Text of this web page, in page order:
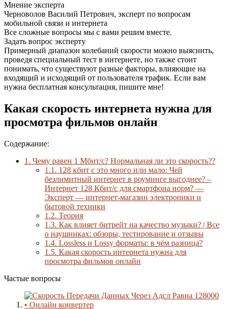
Мнение эксперта
Черноволов Василий Петрович, эксперт по вопросам
мобильной связи и интернета
Все сложные вопросы мы с вами решим вместе.
Задать вопрос эксперту
Примерный диапазон колебаний скорости можно выяснить,
проведя специальный тест в интернете, но также стоит
понимать, что существуют разные факторы, влияющие на
входящий и исходящий от пользователя трафик. Если вам
нужна бесплатная консультация, пишите мне!
Какая скорость интернета нужна для
просмотра фильмов онлайн
Содержание:
1. Чему равен 1 Мбит/с? Нормальная ли это скорость??
1.1. 128 кбит с это много или мало: Чей
безлимитный интернет в роуминге выгоднее? –
Интернет 128 Кбит/с для смартфона норм? —
Эксперт — интернет-магазин электроники и
бытовой техники
1.2. Теория
1.3. Как влияет битрейт на качество музыки? | Все
о наушниках: обзоры, тестирование и отзывы
1.4. Lossless и Lossy форматы: в чём разница?
1.5. Какая скорость интернета нужна для
просмотра фильмов онлайн
Частые вопросы